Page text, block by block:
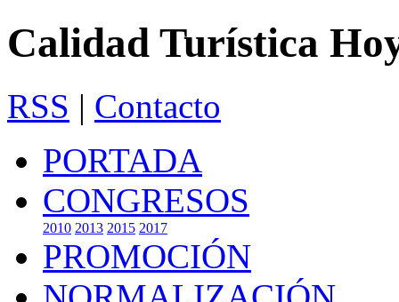
Calidad Turística
RSS | Contacto
PORTADA
CONGRESOS
2010 2013 2015 2017
PROMOCIÓN